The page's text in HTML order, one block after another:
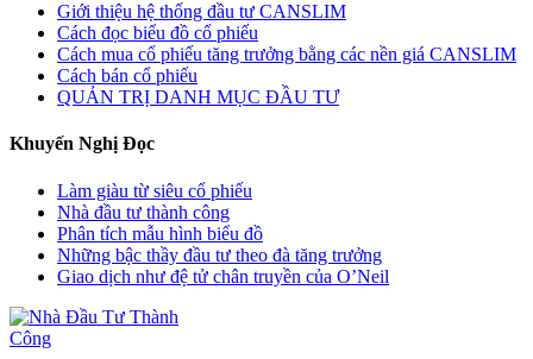
Giới thiệu hệ thống đầu tư CANSLIM
Cách đọc biểu đồ cổ phiếu
Cách mua cổ phiếu tăng trưởng bằng các nền giá CANSLIM
Cách bán cổ phiếu
QUẢN TRỊ DANH MỤC ĐẦU TƯ
Khuyến Nghị Đọc
Làm giàu từ siêu cổ phiếu
Nhà đầu tư thành công
Phân tích mẫu hình biểu đồ
Những bậc thầy đầu tư theo đà tăng trưởng
Giao dịch như đệ tử chân truyền của O’Neil